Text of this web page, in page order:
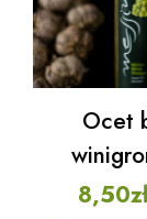
Ocet
8,50